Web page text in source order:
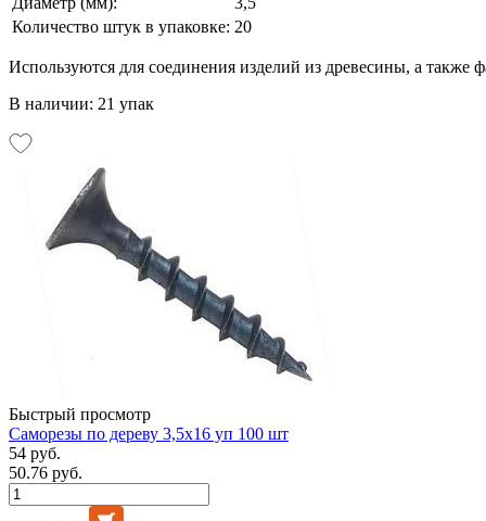
Количество штук в упаковке: 20
Используются для соединения изделий из древесины, а также
В наличии: 21 упак
Быстрый просмотр
Саморезы по дереву 3,5х16 уп 100 шт
54 руб.
50.76 руб.